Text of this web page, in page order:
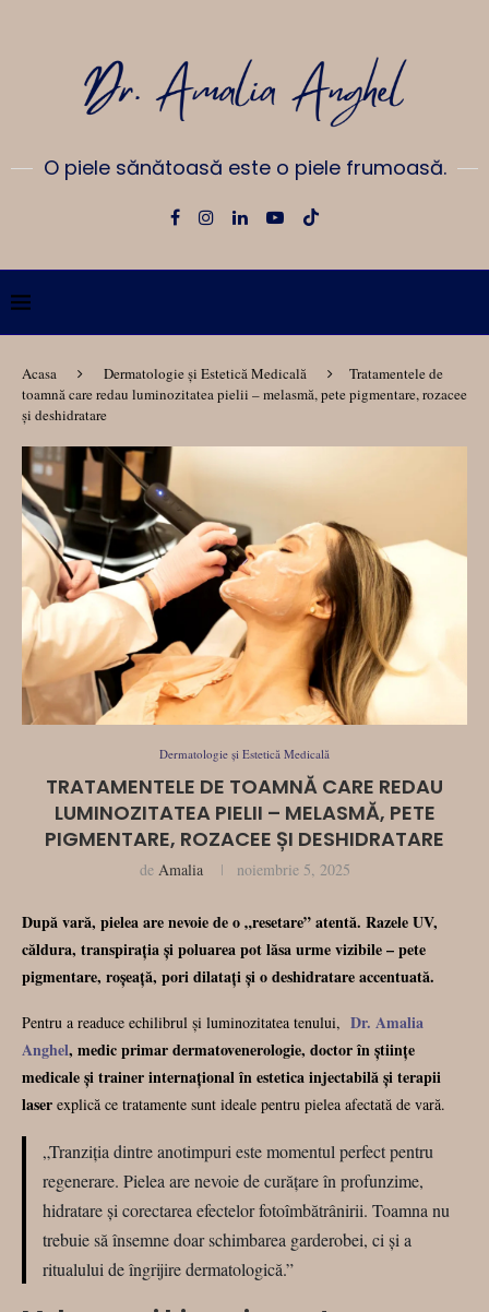
O piele sănătoasă este o piele frumoasă.
Acasa Dermatologie și Estetică Medicală
Tratamentele de
toamnă care redau luminozitatea pielii – melasmă, pete pigmentare, rozacee
și deshidratare
Dermatologie și Estetică Medicală
TRATAMENTELE DE TOAMNĂ CARE REDAU
LUMINOZITATEA PIELII – MELASMĂ, PETE
PIGMENTARE, ROZACEE ȘI DESHIDRATARE
de Amalia noiembrie 5, 2025
După vară, pielea are nevoie de o „resetare” atentă. Razele UV,
căldura, transpirația și poluarea pot lăsa urme vizibile – pete
pigmentare, roșeață, pori dilatați și o deshidratare accentuată.
Pentru a readuce echilibrul și luminozitatea tenului, Dr. Amalia
Anghel, medic primar dermatovenerologie, doctor în științe
medicale și trainer internațional în estetica injectabilă și terapii
laser explică ce tratamente sunt ideale pentru pielea afectată de vară.
„Tranziția dintre anotimpuri este momentul perfect pentru
regenerare. Pielea are nevoie de curățare în profunzime,
hidratare și corectarea efectelor fotoîmbătrânirii. Toamna nu
trebuie să însemne doar schimbarea garderobei, ci și a
ritualului de îngrijire dermatologică.”